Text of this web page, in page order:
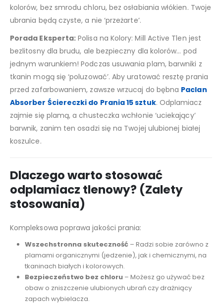
kolorów, bez smrodu chloru, bez osłabiania włókien. Twoje
ubrania będą czyste, a nie ‘przeżarte’.
Porada Eksperta: Polisa na Kolory: Mill Active Tlen jest
bezlitosny dla brudu, ale bezpieczny dla kolorów… pod
jednym warunkiem! Podczas usuwania plam, barwniki z
tkanin mogą się ‘poluzować’. Aby uratować resztę prania
przed zafarbowaniem, zawsze wrzucaj do bębna Paclan
Absorber Ściereczki do Prania 15 sztuk. Odplamiacz
zajmie się plamą, a chusteczka wchłonie ‘uciekający’
barwnik, zanim ten osadzi się na Twojej ulubionej białej
koszulce.
Dlaczego warto stosować
odplamiacz tlenowy? (Zalety
stosowania)
Kompleksowa poprawa jakości prania:
Wszechstronna skuteczność– Radzi sobie zarówno z
plamami organicznymi (jedzenie), jak i chemicznymi, na
tkaninach białych i kolorowych.
Bezpieczeństwo bez chloru– Możesz go używać bez
obaw o zniszczenie ulubionych ubrań czy drażniący
zapach wybielacza.